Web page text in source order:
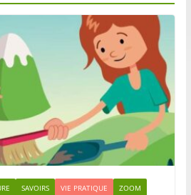
SAVOIRS VIE PRATIQUE ZOOM